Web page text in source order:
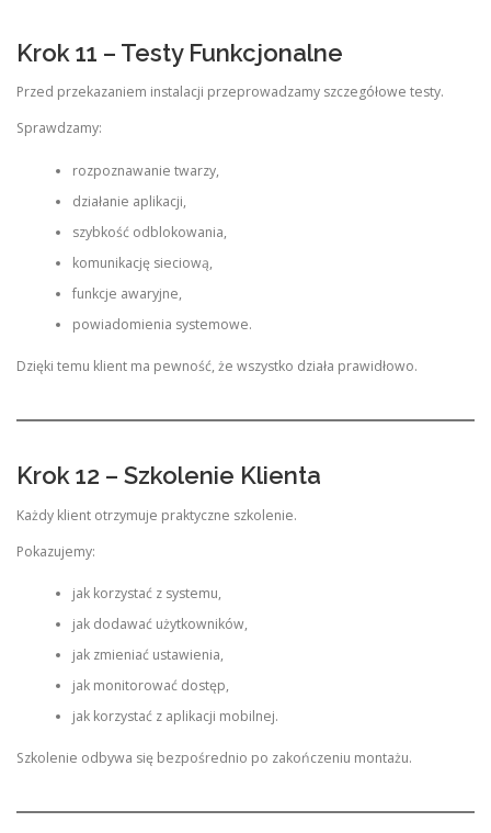
Krok 11 – Testy Funkcjonalne
Przed przekazaniem instalacji przeprowadzamy szczegółowe testy.
Sprawdzamy:
rozpoznawanie twarzy,
działanie aplikacji,
szybkość odblokowania,
komunikację sieciową,
funkcje awaryjne,
powiadomienia systemowe.
Dzięki temu klient ma pewność, że wszystko działa prawidłowo.
Krok 12 – Szkolenie Klienta
Każdy klient otrzymuje praktyczne szkolenie.
Pokazujemy:
jak korzystać z systemu,
jak dodawać użytkowników,
jak zmieniać ustawienia,
jak monitorować dostęp,
jak korzystać z aplikacji mobilnej.
Szkolenie odbywa się bezpośrednio po zakończeniu montażu.